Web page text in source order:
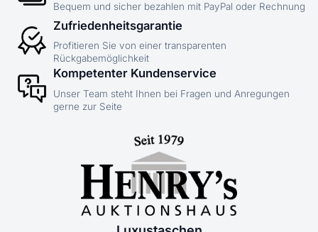
Bequem und sicher bezahlen mit PayPal oder Rechnung
Zufriedenheitsgarantie
Profitieren Sie von einer transparenten
Rückgabemöglichkeit
Kompetenter Kundenservice
Unser Team steht Ihnen bei Fragen und Anregungen
gerne zur Seite